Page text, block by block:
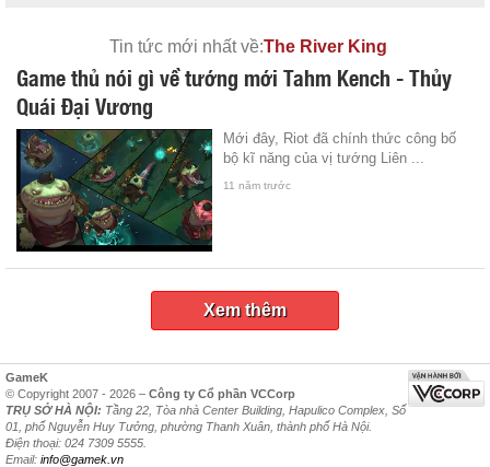
Tin tức mới nhất về:The River King
Game thủ nói gì về tướng mới Tahm Kench - Thủy
Quái Đại Vương
Mới đây, Riot đã chính thức công bố
bộ kĩ năng của vị tướng Liên ...
11 năm trước
Xem thêm
GameK
© Copyright 2007 - 2026 – Công ty Cổ phần VCCorp
TRỤ SỞ HÀ NỘI: Tầng 22, Tòa nhà Center Building, Hapulico Complex, Số
01, phố Nguyễn Huy Tưởng, phường Thanh Xuân, thành phố Hà Nội.
Điện thoại: 024 7309 5555.
Email: info@gamek.vn